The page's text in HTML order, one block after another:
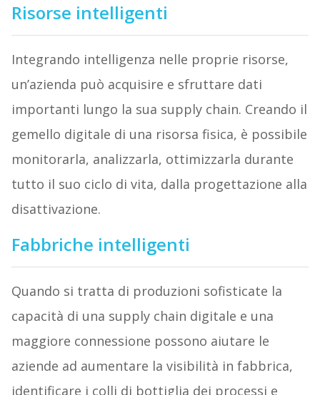
Risorse intelligenti
Integrando intelligenza nelle proprie risorse,
un’azienda può acquisire e sfruttare dati
importanti lungo la sua supply chain. Creando il
gemello digitale di una risorsa fisica, è possibile
monitorarla, analizzarla, ottimizzarla durante
tutto il suo ciclo di vita, dalla progettazione alla
disattivazione.
Fabbriche intelligenti
Quando si tratta di produzioni sofisticate la
capacità di una supply chain digitale e una
maggiore connessione possono aiutare le
aziende ad aumentare la visibilità in fabbrica,
identificare i colli di bottiglia dei processi e